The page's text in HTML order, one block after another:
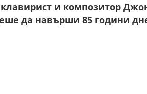
и композитор
да навърши 85 години